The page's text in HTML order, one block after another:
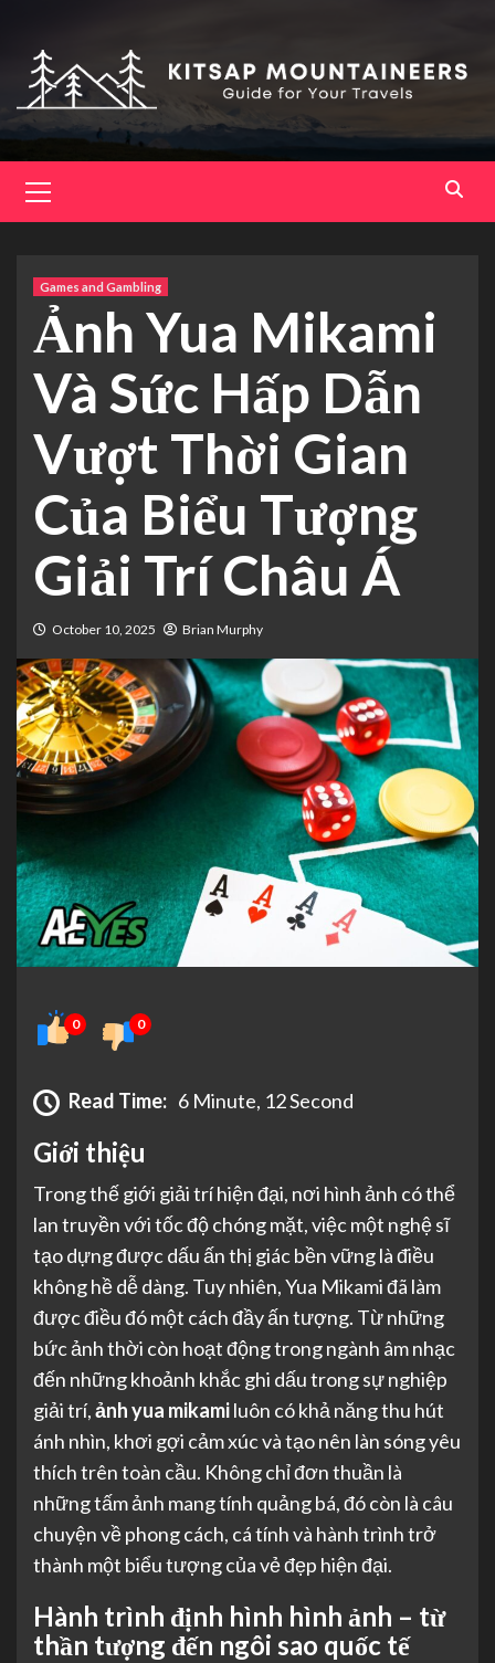
content
Menu
Games and Gambling
Ảnh Yua Mikami
Và Sức Hấp Dẫn
Vượt Thời Gian
Của Biểu Tượng
Giải Trí Châu Á
October 10, 2025 Brian Murphy
0 0
Read Time: 6 Minute, 12 Second
Giới thiệu
Trong thế giới giải trí hiện đại, nơi hình ảnh có thể
lan truyền với tốc độ chóng mặt, việc một nghệ sĩ
tạo dựng được dấu ấn thị giác bền vững là điều
không hề dễ dàng. Tuy nhiên, Yua Mikami đã làm
được điều đó một cách đầy ấn tượng. Từ những
bức ảnh thời còn hoạt động trong ngành âm nhạc
đến những khoảnh khắc ghi dấu trong sự nghiệp
giải trí,ảnh yua mikamiluôn có khả năng thu hút
ánh nhìn, khơi gợi cảm xúc và tạo nên làn sóng yêu
thích trên toàn cầu. Không chỉ đơn thuần là
những tấm ảnh mang tính quảng bá, đó còn là câu
chuyện về phong cách, cá tính và hành trình trở
thành một biểu tượng của vẻ đẹp hiện đại.
Hành trình định hình hình ảnh – từ
thần tượng đến ngôi sao quốc tế